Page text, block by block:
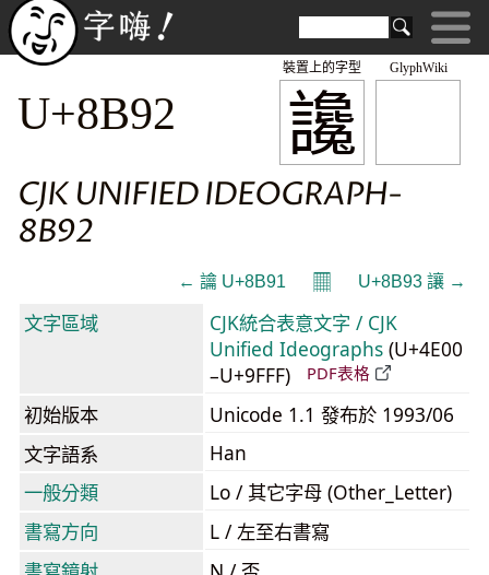
GlyphWiki
讒
裝置上的字型
U+8B92
CJK UNIFIED IDEOGRAPH-
8B92
← 讑 U+8B91 𝄜 U+8B93 讓 →
文字區域
CJK統合表意文字 / CJK
Unified Ideographs (U+4E00
–U+9FFF)
PDF表格
初始版本
Unicode 1.1 發布於 1993/06
文字語系
Han
一般分類
Lo / 其它字母 (Other_Letter)
書寫方向
L / 左至右書寫